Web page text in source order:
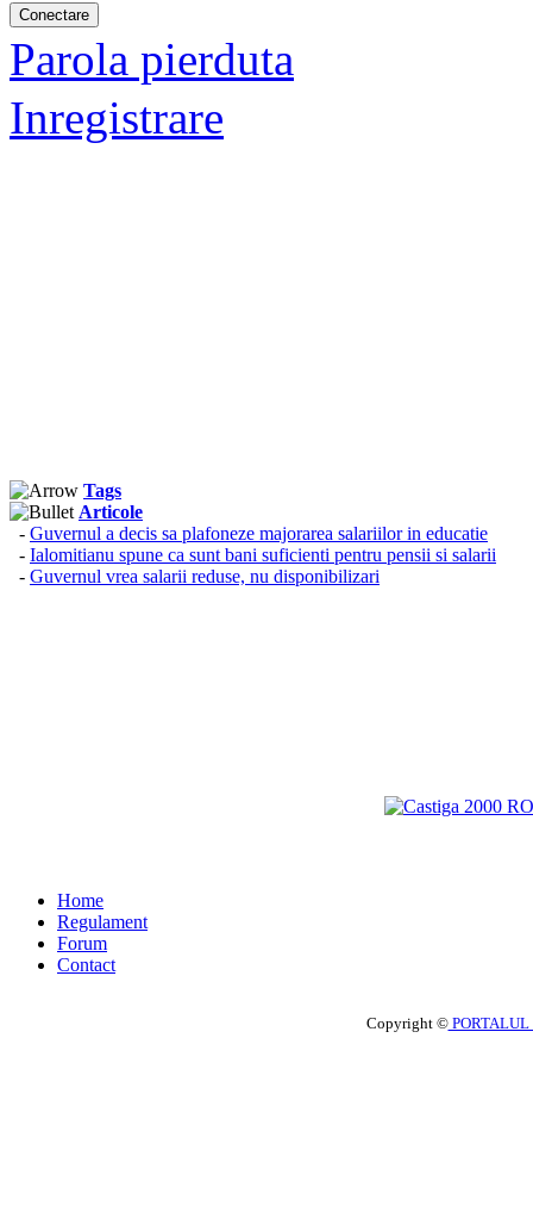
Parola pierduta
Inregistrare
Tags
Articole
- Guvernul a decis sa plafoneze majorarea salariilor in educatie
- Ialomitianu spune ca sunt bani suficienti pentru pensii si salarii
- Guvernul vrea salarii reduse, nu disponibilizari
Home
Regulament
Forum
Contact
Copyright ©PORTALUL